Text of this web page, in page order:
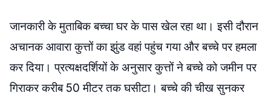
जानकारी के मुताबिक बच्चा घर के पास खेल रहा था। इसी दौरान
अचानक आवारा कुत्तों का झुंड वहां पहुंच गया और बच्चे पर हमला
कर दिया। प्रत्यक्षदर्शियों के अनुसार कुत्तों ने बच्चे को जमीन पर
गिराकर करीब 50 मीटर तक घसीटा। बच्चे की चीख सुनकर